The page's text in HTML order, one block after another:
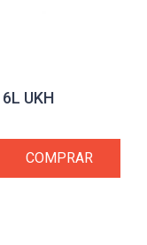
UKH
COMPRAR